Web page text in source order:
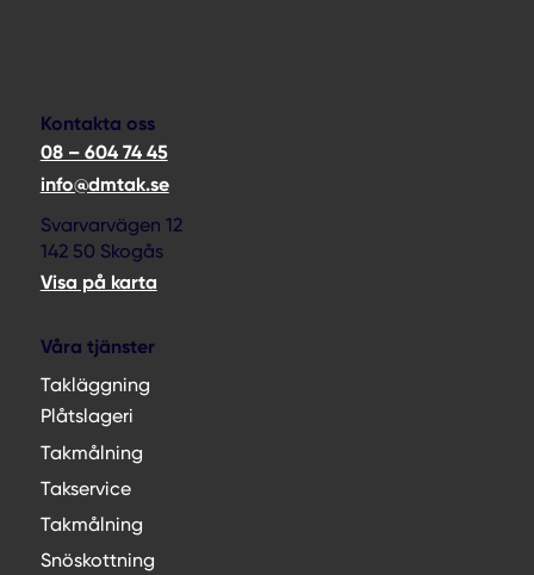
Kontakta oss
08 – 604 74 45
info@dmtak.se
Svarvarvägen 12
142 50 Skogås
Visa på karta
Våra tjänster
Takläggning
Plåtslageri
Takmålning
Takservice
Takmålning
Snöskottning